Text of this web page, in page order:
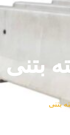
بتنی
بتنی